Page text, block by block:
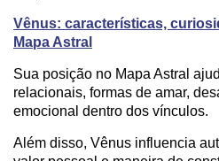
Vênus: características,
Mapa Astral
Sua posição no Mapa Astral
relacionais, formas de amar,
emocional dentro dos vínculos.
Além disso, Vênus influencia